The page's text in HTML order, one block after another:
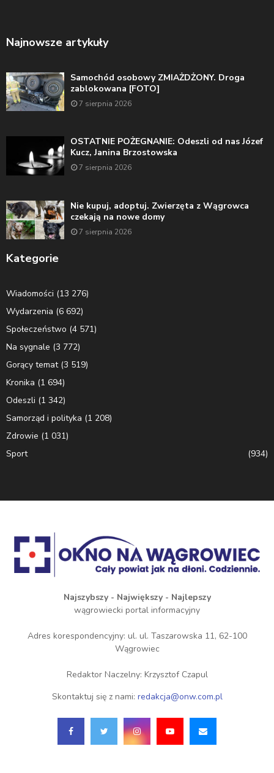
Najnowsze artykuły
Samochód osobowy ZMIAŻDŻONY. Droga
zablokowana [FOTO]
7 sierpnia 2026
OSTATNIE POŻEGNANIE: Odeszli od nas Józef
Kucz, Janina Brzostowska
7 sierpnia 2026
Nie kupuj, adoptuj. Zwierzęta z Wągrowca
czekają na nowe domy
7 sierpnia 2026
Kategorie
Wiadomości (13 276)
Wydarzenia (6 692)
Społeczeństwo (4 571)
Na sygnale (3 772)
Gorący temat(3 519)
Kronika (1 694)
Odeszli (1 342)
Samorząd i polityka (1 208)
Zdrowie (1 031)
Sport
(934)
Najszybszy - Największy - Najlepszy
wągrowiecki portal informacyjny
Adres korespondencyjny: ul. ul. Taszarowska 11, 62-100
Wągrowiec
Redaktor Naczelny: Krzysztof Czapul
Skontaktuj się z nami: redakcja@onw.com.pl